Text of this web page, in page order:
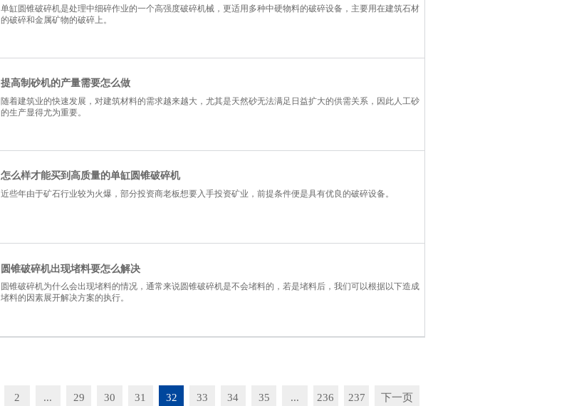
单缸圆锥破碎机是处理中细碎作业的一个高强度破碎机械，更适用多种中硬物料的破碎设备，主要用在建筑石材
的破碎和金属矿物的破碎上。
提高制砂机的产量需要怎么做
随着建筑业的快速发展，对建筑材料的需求越来越大，尤其是天然砂无法满足日益扩大的供需关系，因此人工砂
的生产显得尤为重要。
怎么样才能买到高质量的单缸圆锥破碎机
近些年由于矿石行业较为火爆，部分投资商老板想要入手投资矿业，前提条件便是具有优良的破碎设备。
圆锥破碎机出现堵料要怎么解决
圆锥破碎机为什么会出现堵料的情况，通常来说圆锥破碎机是不会堵料的，若是堵料后，我们可以根据以下造成
堵料的因素展开解决方案的执行。
2 ... 29 30 31 32 33 34 35 ... 236 237 下一页